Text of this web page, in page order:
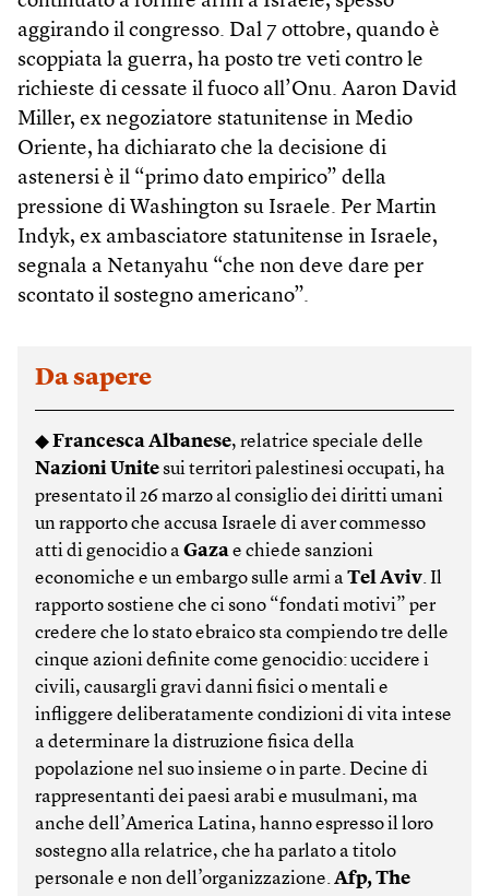
aggirando il congresso. Dal 7 ottobre, quando è
scoppiata la guerra, ha posto tre veti contro le
richieste di cessate il fuoco all’Onu. Aaron David
Miller, ex negoziatore statunitense in Medio
Oriente, ha dichiarato che la decisione di
astenersi è il “primo dato empirico” della
pressione di Wash­ington su Israele. Per Martin
Indyk, ex ambasciatore statunitense in Israele,
segnala a Netanyahu “che non deve dare per
scontato il sostegno americano”.
Da sapere
◆Francesca Albanese, relatrice speciale delle
Nazioni Unitesui territori palestinesi occupati, ha
presentato il 26 marzo al consiglio dei diritti umani
un rapporto che accusa Israele di aver commesso
atti di genocidio aGazae chiede sanzioni
economiche e un embargo sulle armi aTel Aviv. Il
rapporto sostiene che ci sono “fondati motivi” per
credere che lo stato ebraico sta compiendo tre delle
cinque azioni definite come genocidio: uccidere i
civili, causargli gravi danni fisici o mentali e
infliggere deliberatamente condizioni di vita intese
a determinare la distruzione fisica della
popolazione nel suo insieme o in parte. Decine di
rappresentanti dei paesi arabi e musulmani, ma
anche dell’America Latina, hanno espresso il loro
sostegno alla relatrice, che ha parlato a titolo
personale e non dell’organizzazione.Afp, The